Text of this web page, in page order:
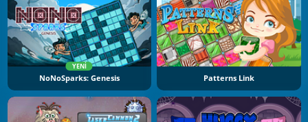
YENI
NoNoSparks: Genesis Patterns Link